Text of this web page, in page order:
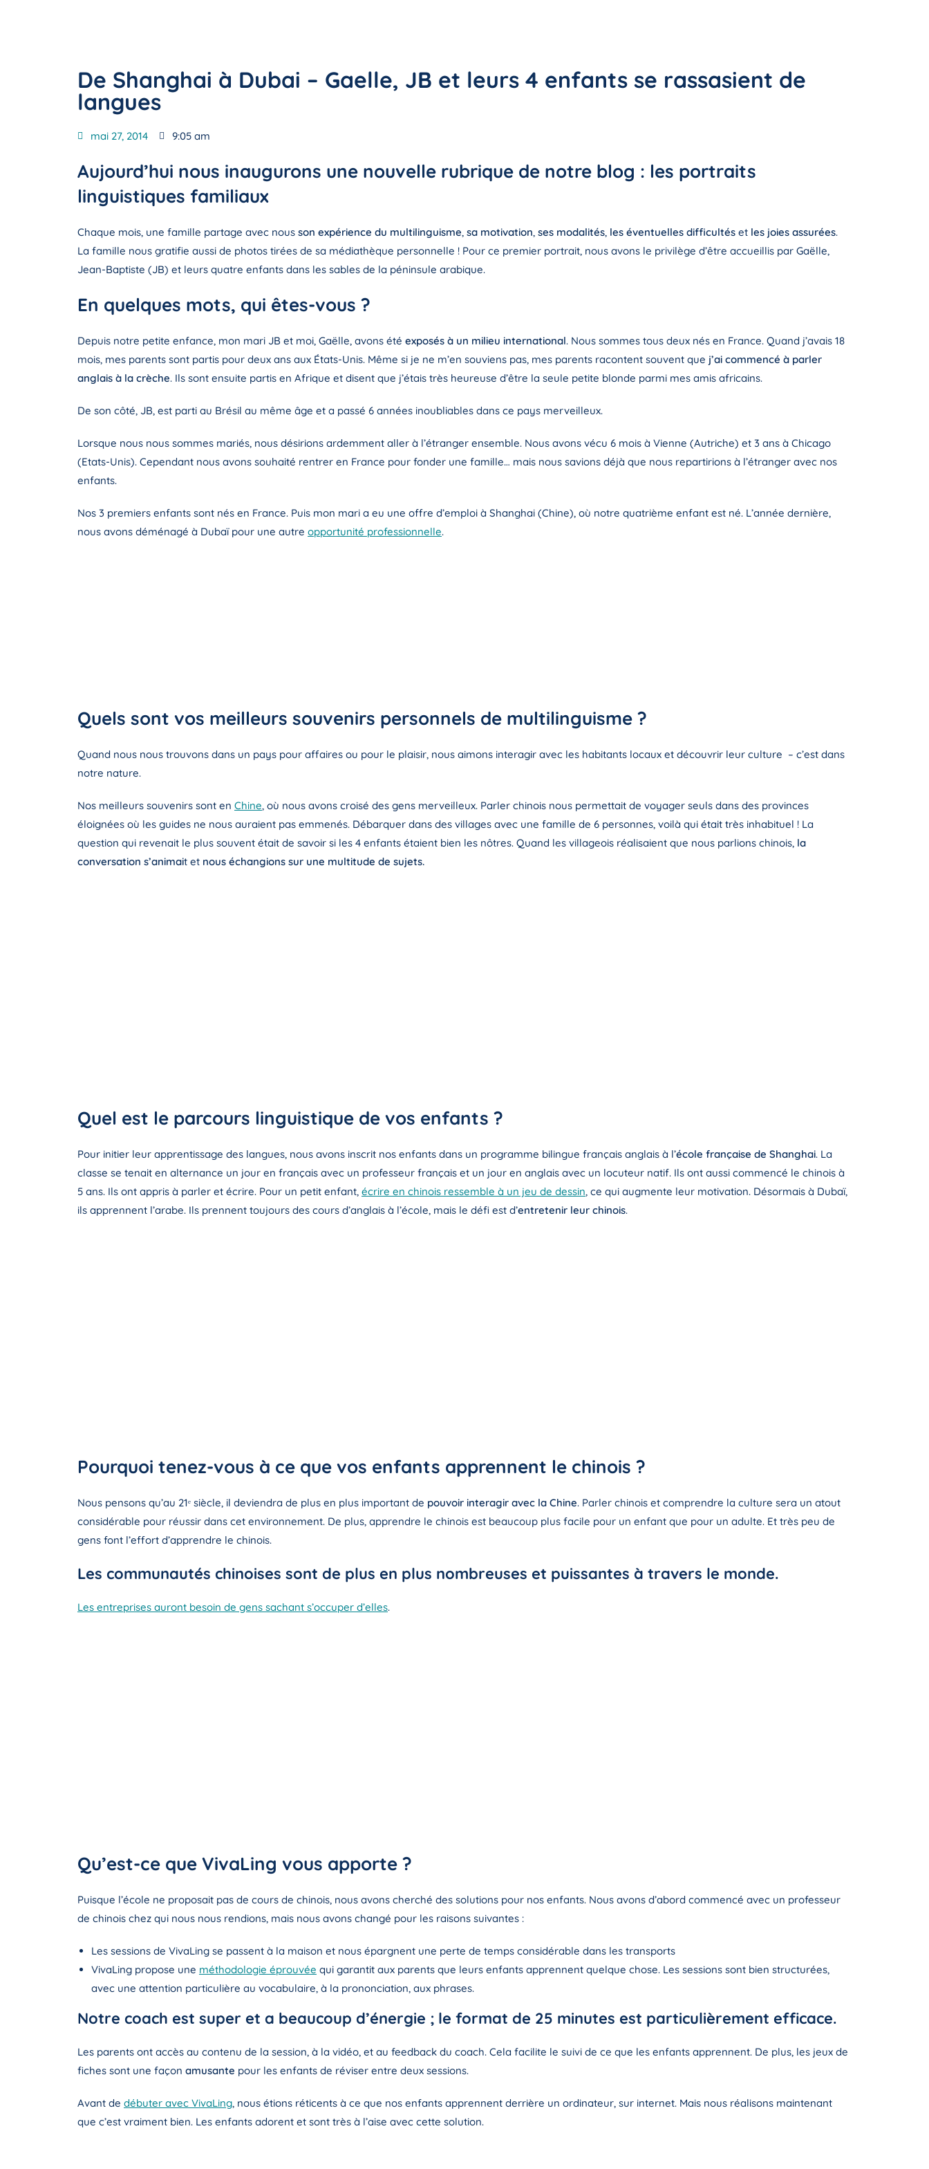
De Shanghai à Dubai – Gaelle, JB et leurs 4 enfants se rassasient de
langues
mai 27, 2014 9:05 am
Aujourd’hui nous inaugurons une nouvelle rubrique de notre blog : les portraits
linguistiques familiaux
Chaque mois, une famille partage avec nous son expérience du multilinguisme, sa motivation, ses modalités, les éventuelles difficultés et les joies assurées.
La famille nous gratifie aussi de photos tirées de sa médiathèque personnelle ! Pour ce premier portrait, nous avons le privilège d’être accueillis par Gaëlle,
Jean-Baptiste (JB) et leurs quatre enfants dans les sables de la péninsule arabique.
En quelques mots, qui êtes-vous ?
Depuis notre petite enfance, mon mari JB et moi, Gaëlle, avons été exposés à un milieu international. Nous sommes tous deux nés en France. Quand j’avais 18
mois, mes parents sont partis pour deux ans aux États-Unis. Même si je ne m’en souviens pas, mes parents racontent souvent que j’ai commencé à parler
anglais à la crèche. Ils sont ensuite partis en Afrique et disent que j’étais très heureuse d’être la seule petite blonde parmi mes amis africains.
De son côté, JB, est parti au Brésil au même âge et a passé 6 années inoubliables dans ce pays merveilleux.
Lorsque nous nous sommes mariés, nous désirions ardemment aller à l’étranger ensemble. Nous avons vécu 6 mois à Vienne (Autriche) et 3 ans à Chicago
(Etats-Unis). Cependant nous avons souhaité rentrer en France pour fonder une famille… mais nous savions déjà que nous repartirions à l’étranger avec nos
enfants.
Nos 3 premiers enfants sont nés en France. Puis mon mari a eu une offre d’emploi à Shanghai (Chine), où notre quatrième enfant est né. L’année dernière,
nous avons déménagé à Dubaï pour une autre opportunité professionnelle.
Quels sont vos meilleurs souvenirs personnels de multilinguisme ?
Quand nous nous trouvons dans un pays pour affaires ou pour le plaisir, nous aimons interagir avec les habitants locaux et découvrir leur culture – c’est dans
notre nature.
Nos meilleurs souvenirs sont en Chine, où nous avons croisé des gens merveilleux. Parler chinois nous permettait de voyager seuls dans des provinces
éloignées où les guides ne nous auraient pas emmenés. Débarquer dans des villages avec une famille de 6 personnes, voilà qui était très inhabituel ! La
question qui revenait le plus souvent était de savoir si les 4 enfants étaient bien les nôtres. Quand les villageois réalisaient que nous parlions chinois, la
conversation s’animait et nous échangions sur une multitude de sujets.
Quel est le parcours linguistique de vos enfants ?
Pour initier leur apprentissage des langues, nous avons inscrit nos enfants dans un programme bilingue français anglais à l’école française de Shanghai. La
classe se tenait en alternance un jour en français avec un professeur français et un jour en anglais avec un locuteur natif. Ils ont aussi commencé le chinois à
5 ans. Ils ont appris à parler et écrire. Pour un petit enfant, écrire en chinois ressemble à un jeu de dessin, ce qui augmente leur motivation. Désormais à Dubaï,
ils apprennent l’arabe. Ils prennent toujours des cours d’anglais à l’école, mais le défi est d’entretenir leur chinois.
Pourquoi tenez-vous à ce que vos enfants apprennent le chinois ?
Nous pensons qu’au 21ᵉ siècle, il deviendra de plus en plus important de pouvoir interagir avec la Chine. Parler chinois et comprendre la culture sera un atout
considérable pour réussir dans cet environnement. De plus, apprendre le chinois est beaucoup plus facile pour un enfant que pour un adulte. Et très peu de
gens font l’effort d’apprendre le chinois.
Les communautés chinoises sont de plus en plus nombreuses et puissantes à travers le monde.
Les entreprises auront besoin de gens sachant s’occuper d’elles.
Qu’est-ce que VivaLing vous apporte ?
Puisque l’école ne proposait pas de cours de chinois, nous avons cherché des solutions pour nos enfants. Nous avons d’abord commencé avec un professeur
de chinois chez qui nous nous rendions, mais nous avons changé pour les raisons suivantes :
Les sessions de VivaLing se passent à la maison et nous épargnent une perte de temps considérable dans les transports
VivaLing propose une méthodologie éprouvée qui garantit aux parents que leurs enfants apprennent quelque chose. Les sessions sont bien structurées,
avec une attention particulière au vocabulaire, à la prononciation, aux phrases.
Notre coach est super et a beaucoup d’énergie ; le format de 25 minutes est particulièrement efficace.
Les parents ont accès au contenu de la session, à la vidéo, et au feedback du coach. Cela facilite le suivi de ce que les enfants apprennent. De plus, les jeux de
fiches sont une façon amusante pour les enfants de réviser entre deux sessions.
Avant de débuter avec VivaLing, nous étions réticents à ce que nos enfants apprennent derrière un ordinateur, sur internet. Mais nous réalisons maintenant
que c’est vraiment bien. Les enfants adorent et sont très à l’aise avec cette solution.